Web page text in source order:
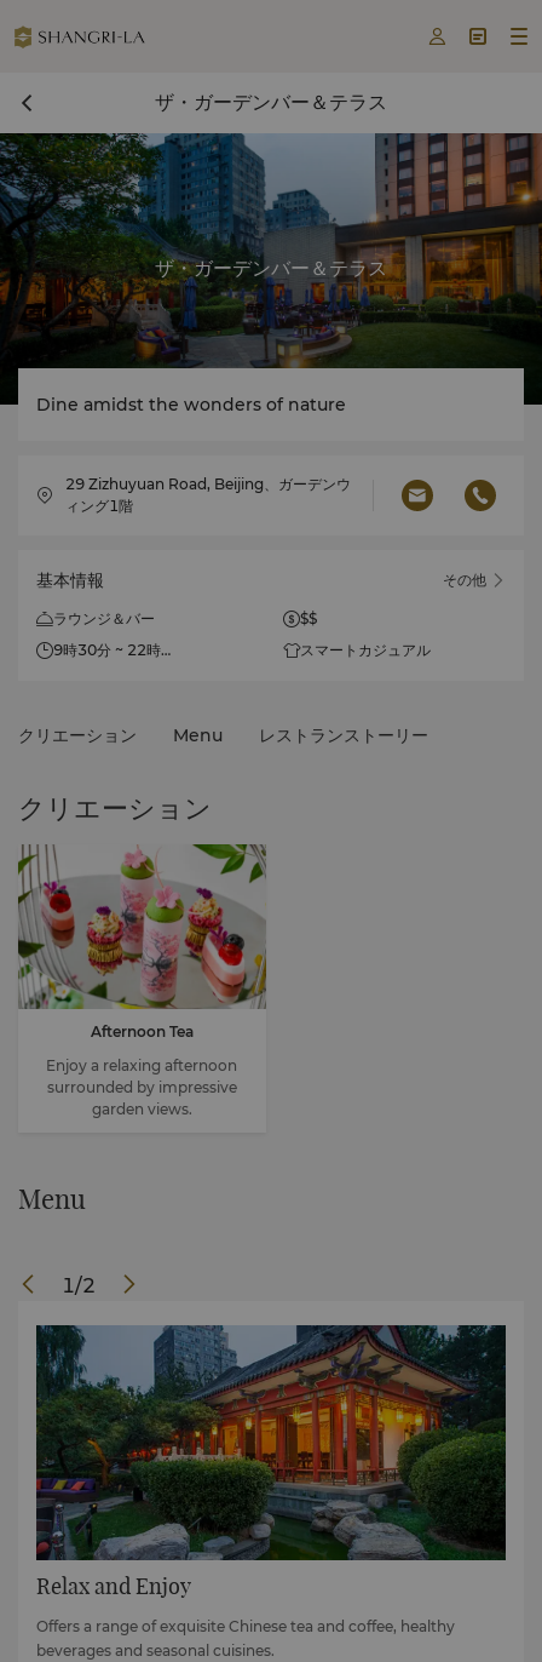
  
ザ・ガーデンバー＆テラス
ザ・ガーデンバー＆テラス
Dine amidst the wonders of nature
29 Zizhuyuan Road, Beijing、ガーデンウ
ィング1階
基本情報 その他
ラウンジ＆バー
$$
9時30分 ~ 22時
スマートカジュアル
クリエーション Menu レストランストーリー
クリエーション
Afternoon Tea
Enjoy a relaxing afternoon
surrounded by impressive
garden views.
Menu
1/2
Relax and Enjoy
Offers a range of exquisite Chinese tea and coffee, healthy
beverages and seasonal cuisines.